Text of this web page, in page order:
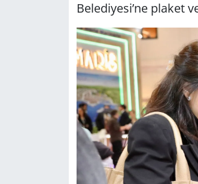
Belediyesi’ne plaket